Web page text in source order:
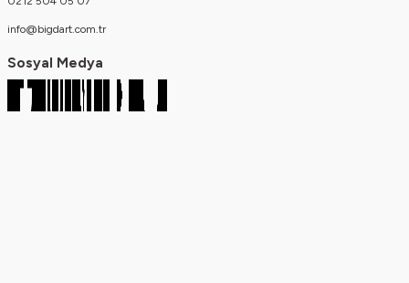
info@bigdart.com.tr
Sosyal Medya